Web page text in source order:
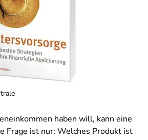
haben will, kann eine
Frage ist nur: Welches Produkt ist